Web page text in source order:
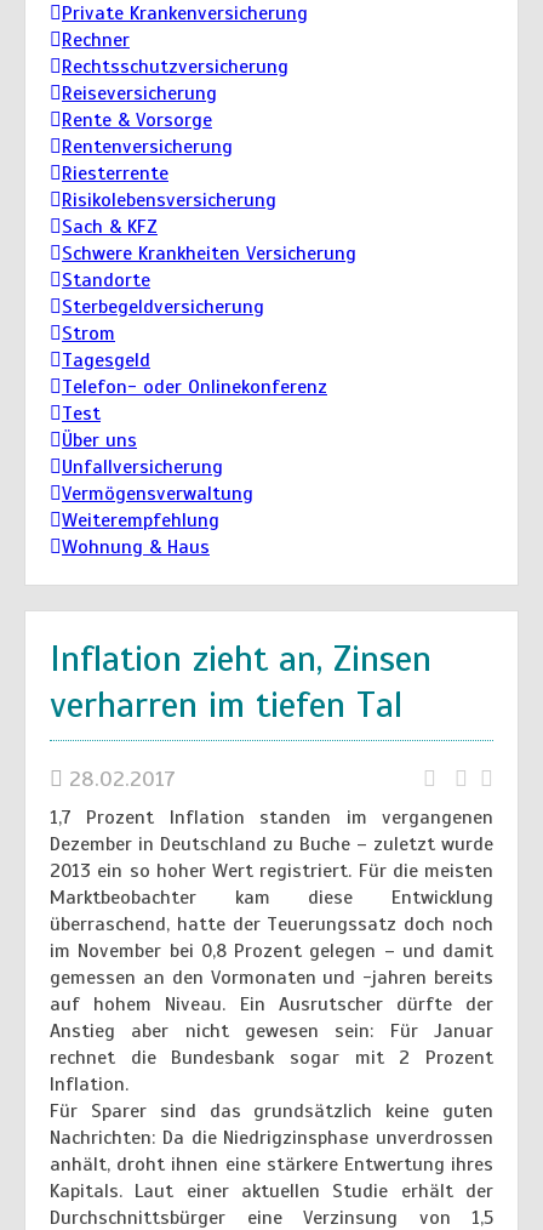
Private Krankenversicherung
Rechner
Rechtsschutzversicherung
Reiseversicherung
Rente & Vorsorge
Rentenversicherung
Riesterrente
Risikolebensversicherung
Sach & KFZ
Schwere Krankheiten Versicherung
Standorte
Sterbegeldversicherung
Strom
Tagesgeld
Telefon- oder Onlinekonferenz
Test
Über uns
Unfallversicherung
Vermögensverwaltung
Weiterempfehlung
Wohnung & Haus
Inflation zieht an, Zinsen
verharren im tiefen Tal
28.02.2017
1,7 Prozent Inflation standen im vergangenen
Dezember in Deutschland zu Buche – zuletzt wurde
2013 ein so hoher Wert registriert. Für die meisten
Marktbeobachter kam diese Entwicklung
überraschend, hatte der Teuerungssatz doch noch
im November bei 0,8 Prozent gelegen – und damit
gemessen an den Vormonaten und -jahren bereits
auf hohem Niveau. Ein Ausrutscher dürfte der
Anstieg aber nicht gewesen sein: Für Januar
rechnet die Bundesbank sogar mit 2 Prozent
Inflation.
Für Sparer sind das grundsätzlich keine guten
Nachrichten: Da die Niedrigzinsphase unverdrossen
anhält, droht ihnen eine stärkere Entwertung ihres
Kapitals. Laut einer aktuellen Studie erhält der
Durchschnittsbürger eine Verzinsung von 1,5